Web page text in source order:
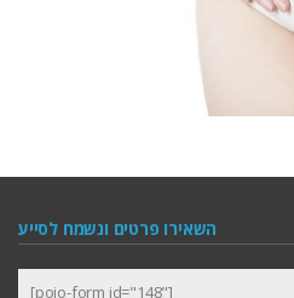
השאירו פרטים ונשמח לסייע
[pojo-form id="148"]